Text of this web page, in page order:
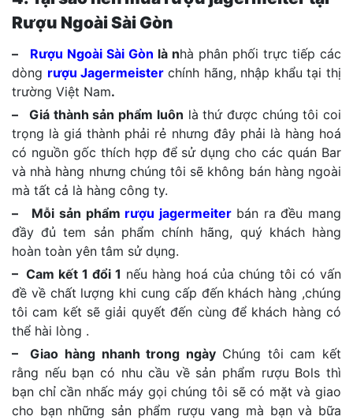
Rượu Ngoài Sài Gòn
– Rượu Ngoài Sài Gòn là nhà phân phối trực tiếp các
dòng rượu Jagermeister chính hãng, nhập khẩu tại thị
trường Việt Nam.
– Giá thành sản phẩm luôn là thứ được chúng tôi coi
trọng là giá thành phải rẻ nhưng đây phải là hàng hoá
có nguồn gốc thích hợp để sử dụng cho các quán Bar
và nhà hàng nhưng chúng tôi sẽ không bán hàng ngoài
mà tất cả là hàng công ty.
– Mỗi sản phẩm rượu jagermeiter bán ra đều mang
đầy đủ tem sản phẩm chính hãng, quý khách hàng
hoàn toàn yên tâm sử dụng.
– Cam kết 1 đổi 1 nếu hàng hoá của chúng tôi có vấn
đề về chất lượng khi cung cấp đến khách hàng ,chúng
tôi cam kết sẽ giải quyết đến cùng để khách hàng có
thể hài lòng .
– Giao hàng nhanh trong ngày Chúng tôi cam kết
rằng nếu bạn có nhu cầu về sản phẩm rượu Bols thì
bạn chỉ cần nhấc máy gọi chúng tôi sẽ có mặt và giao
cho bạn những sản phẩm rượu vang mà bạn và bữa